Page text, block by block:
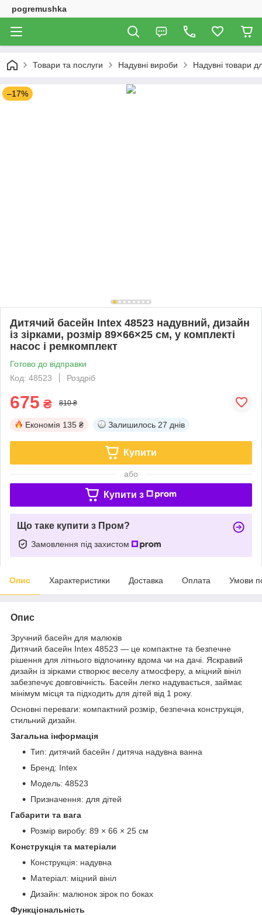
pogremushka
Товари та послуги Надувні вироби Надувні товари
–17%
Дитячий басейн Intex 48523 надувний, дизайн
із зірками, розмір 89×66×25 см, у комплекті
насос і ремкомплект
Готово до відправки
Код: 48523
Роздріб
675 ₴ 810 ₴
Економія 135 ₴ Залишилось 27 днів
Купити
або
Купити з
Що таке купити з Пром?
Замовлення під захистом
Опис Характеристики Доставка Оплата Умови
Опис
Зручний басейн для малюків
Дитячий басейн Intex 48523 — це компактне та безпечне
рішення для літнього відпочинку вдома чи на дачі. Яскравий
дизайн із зірками створює веселу атмосферу, а міцний вініл
забезпечує довговічність. Басейн легко надувається, займає
мінімум місця та підходить для дітей від 1 року.
Основні переваги: компактний розмір, безпечна конструкція,
стильний дизайн.
Загальна інформація
Тип: дитячий басейн / дитяча надувна ванна
Бренд: Intex
Модель: 48523
Призначення: для дітей
Габарити та вага
Розмір виробу: 89 × 66 × 25 см
Конструкція та матеріали
Конструкція: надувна
Матеріал: міцний вініл
Дизайн: малюнок зірок по боках
Функціональність